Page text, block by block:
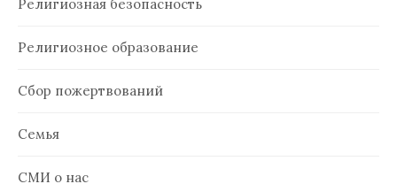
Религиозная безопасность
Религиозное образование
Сбор пожертвований
Семья
СМИ о нас